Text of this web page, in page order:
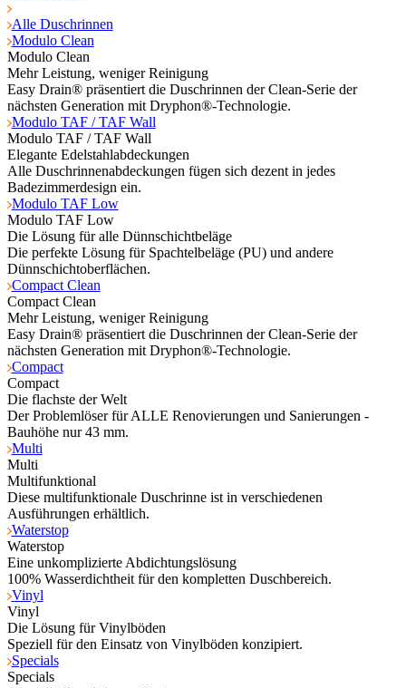
Alle Duschrinnen
Modulo Clean
Modulo Clean
Mehr Leistung, weniger Reinigung
Easy Drain® präsentiert die Duschrinnen der Clean-Serie der
nächsten Generation mit Dryphon®-Technologie.
Modulo TAF / TAF Wall
Modulo TAF / TAF Wall
Elegante Edelstahlabdeckungen
Alle Duschrinnenabdeckungen fügen sich dezent in jedes
Badezimmerdesign ein.
Modulo TAF Low
Modulo TAF Low
Die Lösung für alle Dünnschichtbeläge
Die perfekte Lösung für Spachtelbeläge (PU) und andere
Dünnschichtoberflächen.
Compact Clean
Compact Clean
Mehr Leistung, weniger Reinigung
Easy Drain® präsentiert die Duschrinnen der Clean-Serie der
nächsten Generation mit Dryphon®-Technologie.
Compact
Compact
Die flachste der Welt
Der Problemlöser für ALLE Renovierungen und Sanierungen -
Bauhöhe nur 43 mm.
Multi
Multi
Multifunktional
Diese multifunktionale Duschrinne ist in verschiedenen
Ausführungen erhältlich.
Waterstop
Waterstop
Eine unkomplizierte Abdichtungslösung
100% Wasserdichtheit für den kompletten Duschbereich.
Vinyl
Vinyl
Die Lösung für Vinylböden
Speziell für den Einsatz von Vinylböden konzipiert.
Specials
Specials